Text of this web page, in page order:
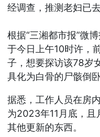
经调查，推测老妇已
根据“三湘都市报”微
于今日上午10时许，
子，想要探访该78岁
具化为白骨的尸骸倒卧
据悉，工作人员在房
为2023年11月底，且
其他更新的东西。